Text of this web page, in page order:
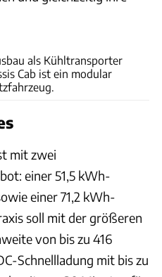
als Kühltransporter
Cab ist ein modular
mit zwei
einer 51,5 kWh-
einer 71,2 kWh-
soll mit der größeren
von bis zu 416
Schnellladung mit bis zu